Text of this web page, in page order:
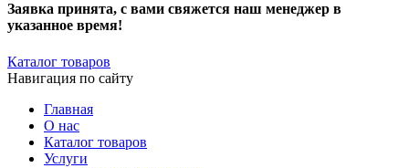
Заявка принята, с вами свяжется наш менеджер в
указанное время!
Каталог товаров
Навигация по сайту
Главная
О нас
Каталог товаров
Услуги